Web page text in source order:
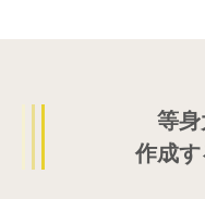
等
作成す